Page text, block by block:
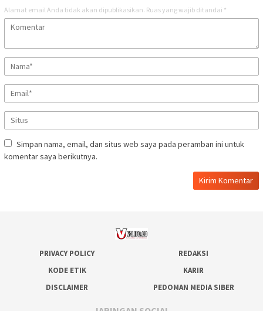
Alamat email Anda tidak akan dipublikasikan. Ruas yang wajib ditandai *
Simpan nama, email, dan situs web saya pada peramban ini untuk
komentar saya berikutnya.
PRIVACY POLICY
REDAKSI
KODE ETIK
KARIR
DISCLAIMER
PEDOMAN MEDIA SIBER